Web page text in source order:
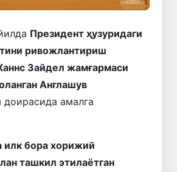
Президент ҳузуридаги
ривожлантириш
Зайдел жамғармаси
Англашув
доирасида амалга
илк бора хорижий
ташкил этилаётган